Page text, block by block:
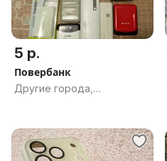
5 р.
Повербанк
Другие города,